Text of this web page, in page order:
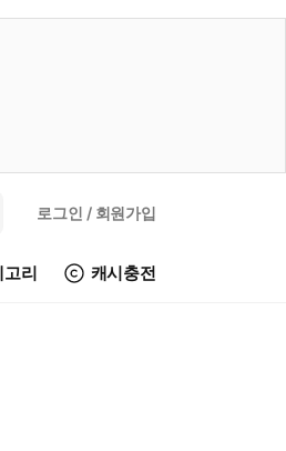
로그인 / 회원가입
고리 캐시충전